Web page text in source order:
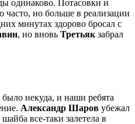
одинаково. Потасовки и
часто, но больше в реализации
минутах здорово бросал с
, но вновь Третьяк забрал
некуда, и наши ребята
Александр Шаров убежал
все-таки залетела в